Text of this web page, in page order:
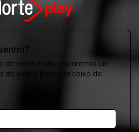
de email e nós enviaremos um
de senha para sua caixa de